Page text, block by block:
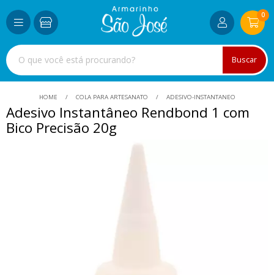
Buscar
0
HOME COLA PARA ARTESANATO ADESIVO-INSTANTANEO
Adesivo Instantâneo Rendbond 1 com
Bico Precisão 20g